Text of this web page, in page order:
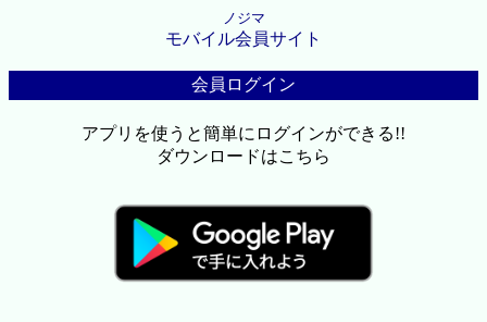
ノジマ
モバイル会員サイト
会員ログイン
アプリを使うと簡単にログインができる!!
ダウンロードはこちら